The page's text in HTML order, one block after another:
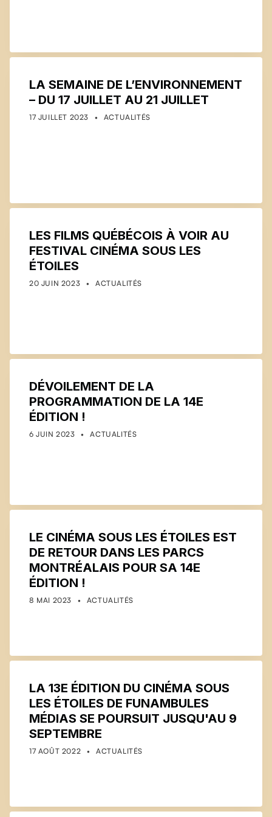
LA SEMAINE DE L’ENVIRONNEMENT
– DU 17 JUILLET AU 21 JUILLET
POSTED ON:
17 JUILLET 2023 WRITTEN BY:
COMMUNICATIONS
CATEGORIZED IN:
ACTUALITÉS
LES FILMS QUÉBÉCOIS À VOIR AU
FESTIVAL CINÉMA SOUS LES
ÉTOILES
POSTED ON:
20 JUIN 2023 WRITTEN BY:
COMMUNICATIONS
CATEGORIZED IN:
ACTUALITÉS
DÉVOILEMENT DE LA
PROGRAMMATION DE LA 14E
ÉDITION !
POSTED ON:
6 JUIN 2023 WRITTEN BY:
COMMUNICATIONS
CATEGORIZED IN:
ACTUALITÉS
LE CINÉMA SOUS LES ÉTOILES EST
DE RETOUR DANS LES PARCS
MONTRÉALAIS POUR SA 14E
ÉDITION !
POSTED ON:
8 MAI 2023 WRITTEN BY:
COMMUNICATIONS
CATEGORIZED IN:
ACTUALITÉS
LA 13E ÉDITION DU CINÉMA SOUS
LES ÉTOILES DE FUNAMBULES
MÉDIAS SE POURSUIT JUSQU'AU 9
SEPTEMBRE
POSTED ON:
17 AOÛT 2022 WRITTEN BY:
COMMUNICATIONS
CATEGORIZED IN:
ACTUALITÉS